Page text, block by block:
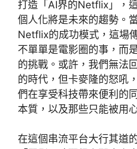
打造「AI界的Netflix」，
個人化將是未來的趨勢。
Netflix的成功模式，這場
不單單是電影圈的事，而
的挑戰。或許，我們無法
的時代，但卡麥隆的怒吼
們在享受科技帶來便利的
本質，以及那些只能被用
在這個串流平台大行其道